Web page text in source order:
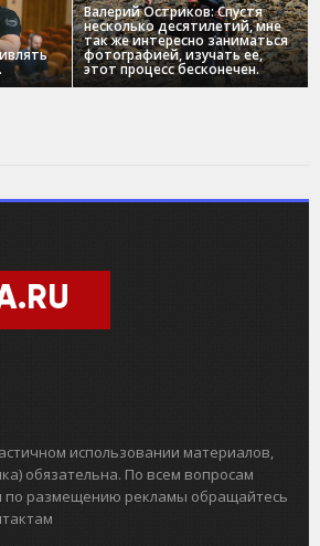
Валерий Остриков: Спустя
несколько десятилетий, мне
так же интересно заниматься
фотографией, изучать ее,
этот процесс бесконечен.
использовании материалов,
обязательна. По всем вопросам
по размещению рекламы обращайтесь